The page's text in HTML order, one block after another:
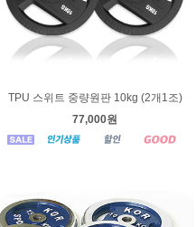
TPU 스위트 중량원판 10kg (2개1조)
77,000원